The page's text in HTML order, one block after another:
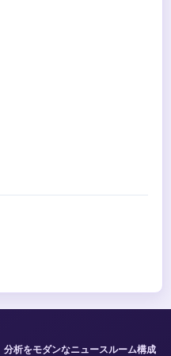
析をモダンなニュースルーム構成